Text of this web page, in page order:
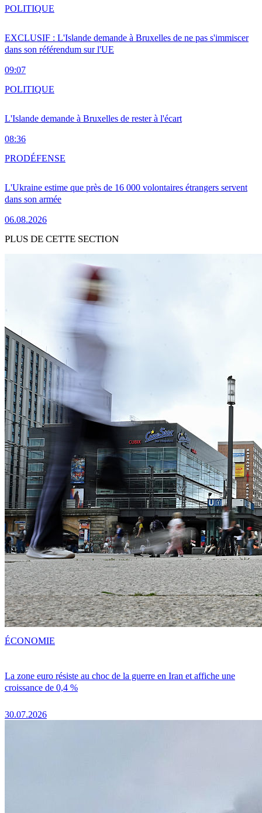
EXCLUSIF : L'Islande demande à Bruxelles de ne pas s'immiscer
dans son référendum sur l'UE
09:07
POLITIQUE
L'Islande demande à Bruxelles de rester à l'écart
08:36
POLITIQUE
L'Ukraine estime que près de 16 000 volontaires étrangers servent
dans son armée
06.08.2026
PRODÉFENSE
PLUS DE CETTE SECTION
La zone euro résiste au choc de la guerre en Iran et affiche une
croissance de 0,4 %
30.07.2026
ÉCONOMIE